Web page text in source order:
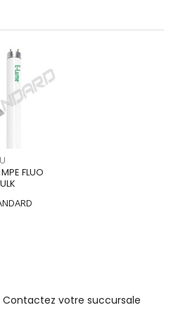
FLUO
votre succursale